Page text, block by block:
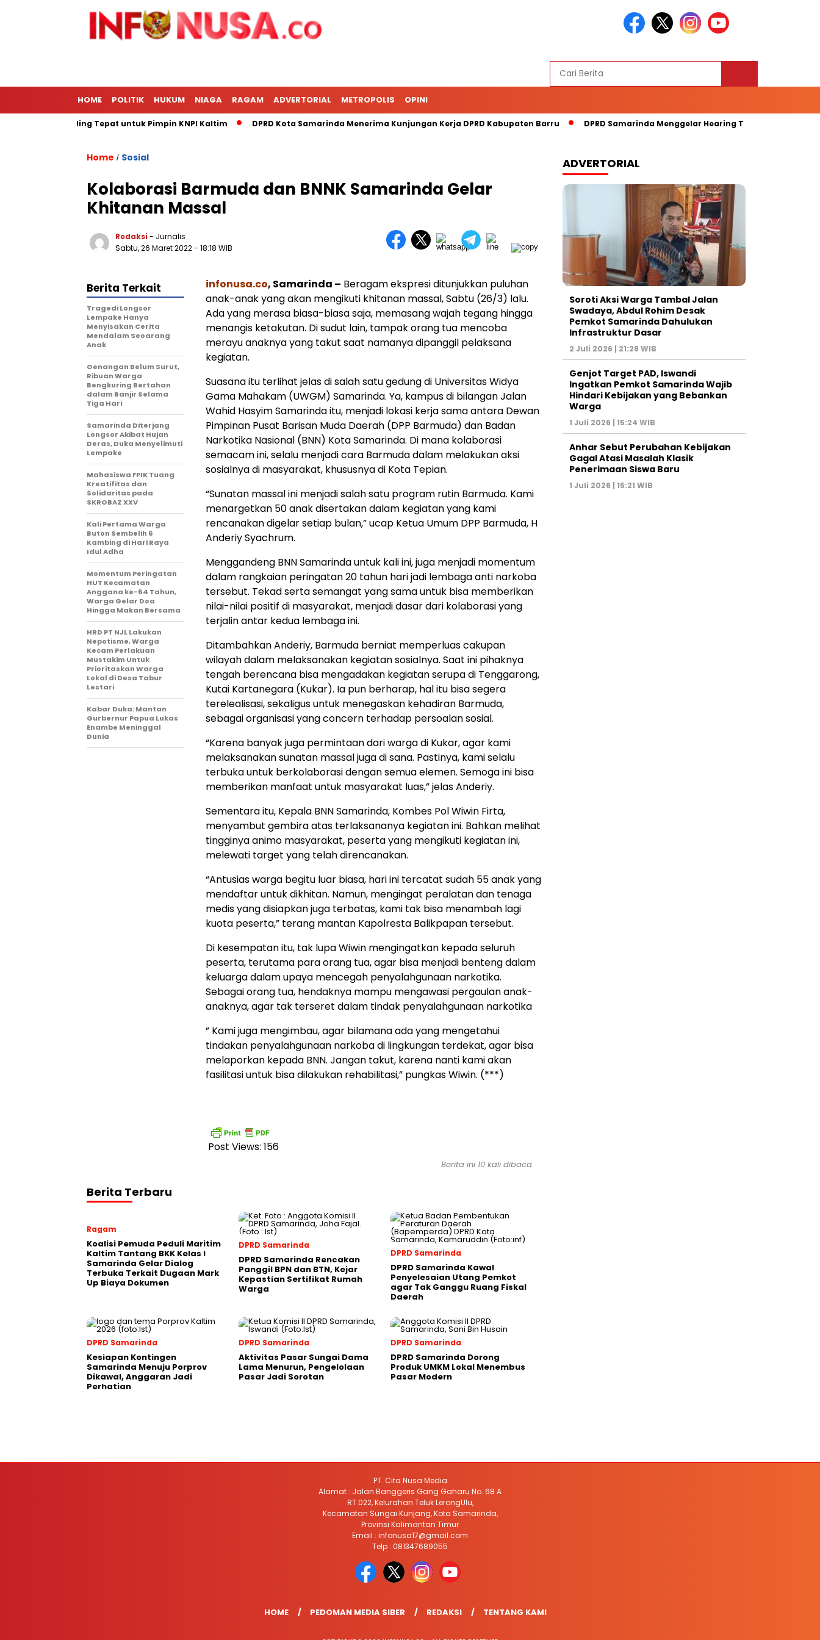
HOME POLITIK HUKUM NIAGA RAGAM ADVERTORIAL METROPOLIS OPINI
Afrizal Paling Tepat untuk Pimpin KNPI Kaltim DPRD Kota Samarinda Menerima Kunjungan Kerja DPRD Kabupaten Barru DPRD Samarinda Menggelar Hearing Terkait Kelangkaan
Home / Sosial
Kolaborasi Barmuda dan BNNK Samarinda Gelar
Khitanan Massal
Redaksi - Jurnalis
Sabtu, 26 Maret 2022- 18:18 WIB
infonusa.co, Samarinda – Beragam ekspresi ditunjukkan puluhan
anak-anak yang akan mengikuti khitanan massal, Sabtu (26/3) lalu.
Ada yang merasa biasa-biasa saja, memasang wajah tegang hingga
menangis ketakutan. Di sudut lain, tampak orang tua mencoba
merayu anaknya yang takut saat namanya dipanggil pelaksana
kegiatan.
Suasana itu terlihat jelas di salah satu gedung di Universitas Widya
Gama Mahakam (UWGM) Samarinda. Ya, kampus di bilangan Jalan
Wahid Hasyim Samarinda itu, menjadi lokasi kerja sama antara Dewan
Pimpinan Pusat Barisan Muda Daerah (DPP Barmuda) dan Badan
Narkotika Nasional (BNN) Kota Samarinda. Di mana kolaborasi
semacam ini, selalu menjadi cara Barmuda dalam melakukan aksi
sosialnya di masyarakat, khususnya di Kota Tepian.
“Sunatan massal ini menjadi salah satu program rutin Barmuda. Kami
menargetkan 50 anak disertakan dalam kegiatan yang kami
rencanakan digelar setiap bulan,” ucap Ketua Umum DPP Barmuda, H
Anderiy Syachrum.
Menggandeng BNN Samarinda untuk kali ini, juga menjadi momentum
dalam rangkaian peringatan 20 tahun hari jadi lembaga anti narkoba
tersebut. Tekad serta semangat yang sama untuk bisa memberikan
nilai-nilai positif di masyarakat, menjadi dasar dari kolaborasi yang
terjalin antar kedua lembaga ini.
Ditambahkan Anderiy, Barmuda berniat memperluas cakupan
wilayah dalam melaksanakan kegiatan sosialnya. Saat ini pihaknya
tengah berencana bisa mengadakan kegiatan serupa di Tenggarong,
Kutai Kartanegara (Kukar). Ia pun berharap, hal itu bisa segera
terelealisasi, sekaligus untuk menegaskan kehadiran Barmuda,
sebagai organisasi yang concern terhadap persoalan sosial.
“Karena banyak juga permintaan dari warga di Kukar, agar kami
melaksanakan sunatan massal juga di sana. Pastinya, kami selalu
terbuka untuk berkolaborasi dengan semua elemen. Semoga ini bisa
memberikan manfaat untuk masyarakat luas,” jelas Anderiy.
Sementara itu, Kepala BNN Samarinda, Kombes Pol Wiwin Firta,
menyambut gembira atas terlaksananya kegiatan ini. Bahkan melihat
tingginya animo masyarakat, peserta yang mengikuti kegiatan ini,
melewati target yang telah direncanakan.
“Antusias warga begitu luar biasa, hari ini tercatat sudah 55 anak yang
mendaftar untuk dikhitan. Namun, mengingat peralatan dan tenaga
medis yang disiapkan juga terbatas, kami tak bisa menambah lagi
kuota peserta,” terang mantan Kapolresta Balikpapan tersebut.
Di kesempatan itu, tak lupa Wiwin mengingatkan kepada seluruh
peserta, terutama para orang tua, agar bisa menjadi benteng dalam
keluarga dalam upaya mencegah penyalahgunaan narkotika.
Sebagai orang tua, hendaknya mampu mengawasi pergaulan anak-
anaknya, agar tak terseret dalam tindak penyalahgunaan narkotika
” Kami juga mengimbau, agar bilamana ada yang mengetahui
tindakan penyalahgunaan narkoba di lingkungan terdekat, agar bisa
melaporkan kepada BNN. Jangan takut, karena nanti kami akan
fasilitasi untuk bisa dilakukan rehabilitasi,” pungkas Wiwin. (***)
Post Views: 156
Berita Terkait
Tragedi Longsor
Lempake Hanya
Menyisakan Cerita
Mendalam Seoarang
Anak
Genangan Belum Surut,
Ribuan Warga
Bengkuring Bertahan
dalam Banjir Selama
Tiga Hari
Samarinda Diterjang
Longsor Akibat Hujan
Deras, Duka Menyelimuti
Lempake
Mahasiswa FPIK Tuang
Kreatifitas dan
Solidaritas pada
SKROBAZ XXV
Kali Pertama Warga
Buton Sembelih 6
Kambing di Hari Raya
Idul Adha
Momentum Peringatan
HUT Kecamatan
Anggana ke-64 Tahun,
Warga Gelar Doa
Hingga Makan Bersama
HRD PT NJL Lakukan
Nepotisme, Warga
Kecam Perlakuan
Mustakim Untuk
Prioritaskan Warga
Lokal di Desa Tabur
Lestari
Kabar Duka: Mantan
Gurbernur Papua Lukas
Enambe Meninggal
Dunia
Berita ini 10 kali dibaca
Berita Terbaru
Ragam
Koalisi Pemuda Peduli Maritim
Kaltim Tantang BKK Kelas I
Samarinda Gelar Dialog
Terbuka Terkait Dugaan Mark
Up Biaya Dokumen
DPRD Samarinda
DPRD Samarinda Rencakan
Panggil BPN dan BTN, Kejar
Kepastian Sertifikat Rumah
Warga
DPRD Samarinda
DPRD Samarinda Kawal
Penyelesaian Utang Pemkot
agar Tak Ganggu Ruang Fiskal
Daerah
DPRD Samarinda
Kesiapan Kontingen
Samarinda Menuju Porprov
Dikawal, Anggaran Jadi
Perhatian
DPRD Samarinda
Aktivitas Pasar Sungai Dama
Lama Menurun, Pengelolaan
Pasar Jadi Sorotan
DPRD Samarinda
DPRD Samarinda Dorong
Produk UMKM Lokal Menembus
Pasar Modern
ADVERTORIAL
Soroti Aksi Warga Tambal Jalan
Swadaya, Abdul Rohim Desak
Pemkot Samarinda Dahulukan
Infrastruktur Dasar
2 Juli 2026 | 21:28 WIB
Genjot Target PAD, Iswandi
Ingatkan Pemkot Samarinda Wajib
Hindari Kebijakan yang Bebankan
Warga
1 Juli 2026 | 15:24 WIB
Anhar Sebut Perubahan Kebijakan
Gagal Atasi Masalah Klasik
Penerimaan Siswa Baru
1 Juli 2026 | 15:21 WIB
PT. Cita Nusa Media
Alamat : Jalan Banggeris Gang Gaharu No. 68 A
RT.022, Kelurahan Teluk LerongUlu,
Kecamatan Sungai Kunjang, Kota Samarinda,
Provinsi Kalimantan Timur
Email : infonusa17@gmail.com
Telp : 081347689055
HOME PEDOMAN MEDIA SIBER REDAKSI TENTANG KAMI